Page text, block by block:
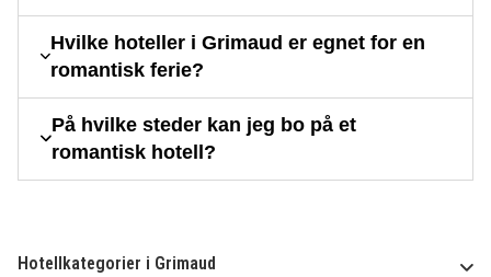
Hvilke hoteller i Grimaud er egnet for en
romantisk ferie?
På hvilke steder kan jeg bo på et
romantisk hotell?
Hotellkategorier i Grimaud